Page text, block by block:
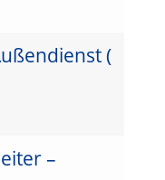
(
–